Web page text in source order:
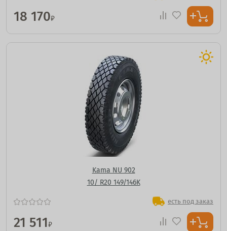
18 170₽
Kama NU 902
10/ R20 149/146K
есть под заказ
21 511₽